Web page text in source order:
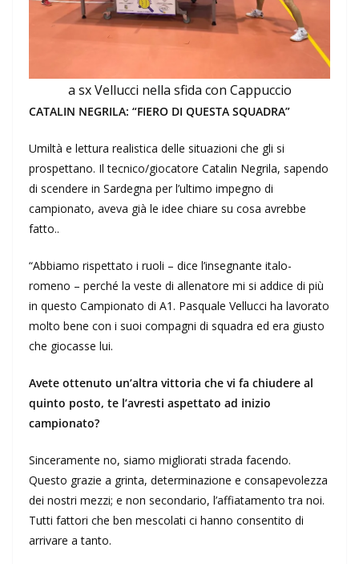
a sx Vellucci nella sfida con Cappuccio
CATALIN NEGRILA: “FIERO DI QUESTA SQUADRA”
Umiltà e lettura realistica delle situazioni che gli si
prospettano. Il tecnico/giocatore Catalin Negrila, sapendo
di scendere in Sardegna per l’ultimo impegno di
campionato, aveva già le idee chiare su cosa avrebbe
fatto..
“Abbiamo rispettato i ruoli – dice l’insegnante italo-
romeno – perché la veste di allenatore mi si addice di più
in questo Campionato di A1. Pasquale Vellucci ha lavorato
molto bene con i suoi compagni di squadra ed era giusto
che giocasse lui.
Avete ottenuto un’altra vittoria che vi fa chiudere al
quinto posto, te l’avresti aspettato ad inizio
campionato?
Sinceramente no, siamo migliorati strada facendo.
Questo grazie a grinta, determinazione e consapevolezza
dei nostri mezzi; e non secondario, l’affiatamento tra noi.
Tutti fattori che ben mescolati ci hanno consentito di
arrivare a tanto.